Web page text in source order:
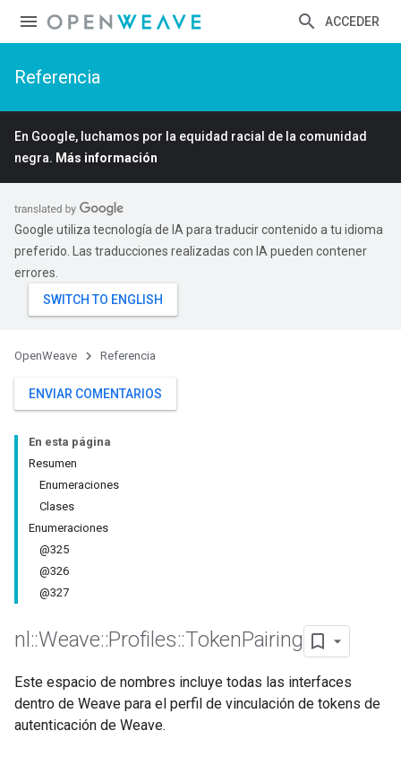
ACCEDER
Referencia
En Google, luchamos por la equidad racial de la comunidad
negra. Más información
Google utiliza tecnología de IA para traducir contenido a tu idioma
preferido. Las traducciones realizadas con IA pueden contener
errores.
OpenWeave Referencia
ENVIAR COMENTARIOS
En esta página
Resumen
Enumeraciones
Clases
Enumeraciones
@325
@326
@327
nl ::Weave::Profiles::TokenPairing
Este espacio de nombres incluye todas las interfaces
dentro de Weave para el perfil de vinculación de tokens de
autenticación de Weave.